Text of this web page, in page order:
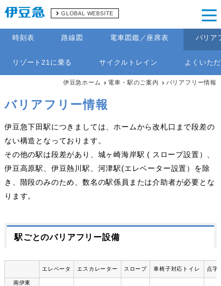
GLOBAL WEBSITE
時刻表 路線図 電車図鑑／座席表 バリア
リゾート21に乗る サイクルトレイン よくいた
伊豆急ホーム 電車・駅のご案内 バリアフリー情報
バリアフリー情報
伊豆急下田駅につきましては、ホームから改札口まで段差の
ない構造となっております。
その他の駅は段差があり、城ヶ崎海岸駅 ( スロープ設置）、
伊豆高原駅、伊豆熱川駅、河津駅(エレベーター設置）を除
き、階段のみのため、数名の駅係員または介助者が必要とな
ります。
駅ごとのバリアフリー設備
エレベータ エスカレーター スロープ 車椅子対応トイレ 点字
南伊東